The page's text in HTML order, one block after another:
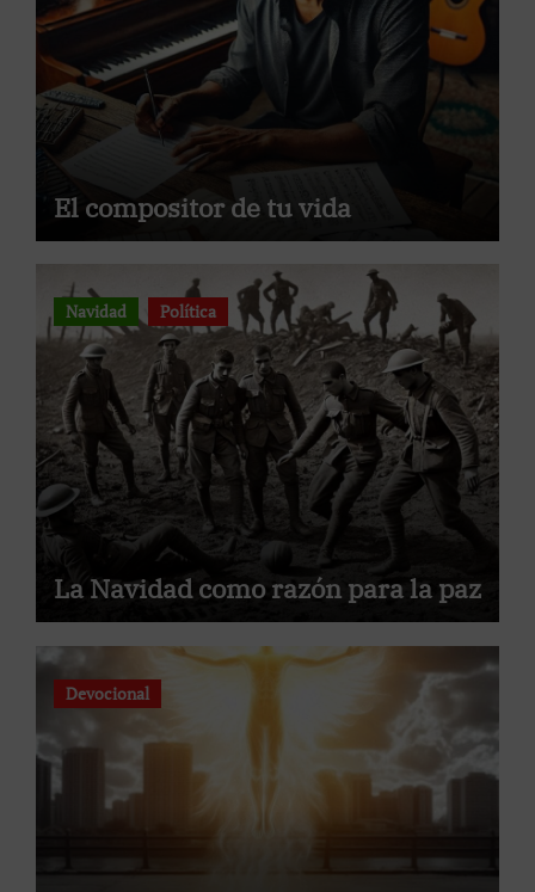
El compositor de tu vida
Navidad Política
La Navidad como razón para la paz
Devocional